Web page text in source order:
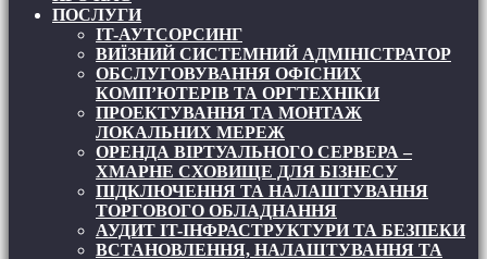
ПОСЛУГИ
IT-АУТСОРСИНГ
ВИЇЗНИЙ СИСТЕМНИЙ АДМІНІСТРАТОР
ОБСЛУГОВУВАННЯ ОФІСНИХ
КОМП’ЮТЕРІВ ТА ОРГТЕХНІКИ
ПРОЕКТУВАННЯ ТА МОНТАЖ
ЛОКАЛЬНИХ МЕРЕЖ
ОРЕНДА ВІРТУАЛЬНОГО СЕРВЕРА –
ХМАРНЕ СХОВИЩЕ ДЛЯ БІЗНЕСУ
ПІДКЛЮЧЕННЯ ТА НАЛАШТУВАННЯ
ТОРГОВОГО ОБЛАДНАННЯ
АУДИТ IT-ІНФРАСТРУКТУРИ ТА БЕЗПЕКИ
ВСТАНОВЛЕННЯ, НАЛАШТУВАННЯ ТА